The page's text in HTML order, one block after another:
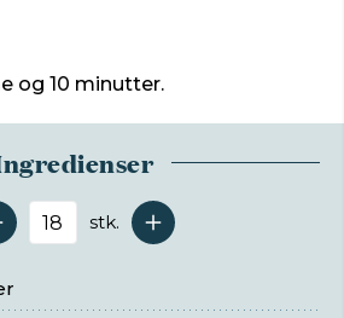
og 10 minutter.
Antal serveringer
stk.